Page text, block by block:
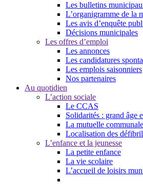
Les bulletins
L’organigramme de la
Les avis d’enquête
Décisions municipales
Les offres d’emploi
Les annonces
Les candidatures
Les emplois saisonniers
Nos partenaires
Au quotidien
L’action sociale
Le CCAS
Solidarités : grand âge
La mutuelle communale
Localisation des
L’enfance et la jeunesse
La petite enfance
La vie scolaire
L’accueil de loisirs